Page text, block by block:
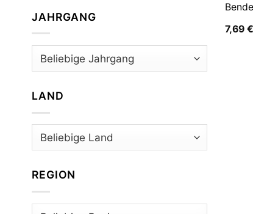
JAHRGANG
LAND
REGION
7,69€